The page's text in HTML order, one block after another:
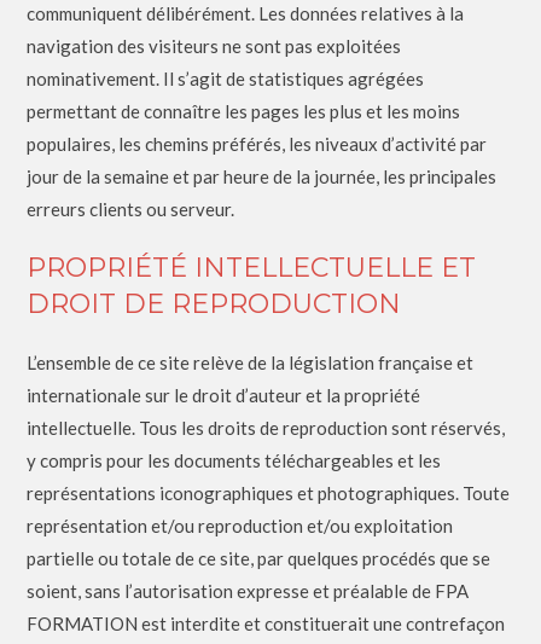
communiquent délibérément. Les données relatives à la
navigation des visiteurs ne sont pas exploitées
nominativement. Il s’agit de statistiques agrégées
permettant de connaître les pages les plus et les moins
populaires, les chemins préférés, les niveaux d’activité par
jour de la semaine et par heure de la journée, les principales
erreurs clients ou serveur.
PROPRIÉTÉ INTELLECTUELLE ET
DROIT DE REPRODUCTION
L’ensemble de ce site relève de la législation française et
internationale sur le droit d’auteur et la propriété
intellectuelle. Tous les droits de reproduction sont réservés,
y compris pour les documents téléchargeables et les
représentations iconographiques et photographiques. Toute
représentation et/ou reproduction et/ou exploitation
partielle ou totale de ce site, par quelques procédés que se
soient, sans l’autorisation expresse et préalable de FPA
FORMATION est interdite et constituerait une contrefaçon